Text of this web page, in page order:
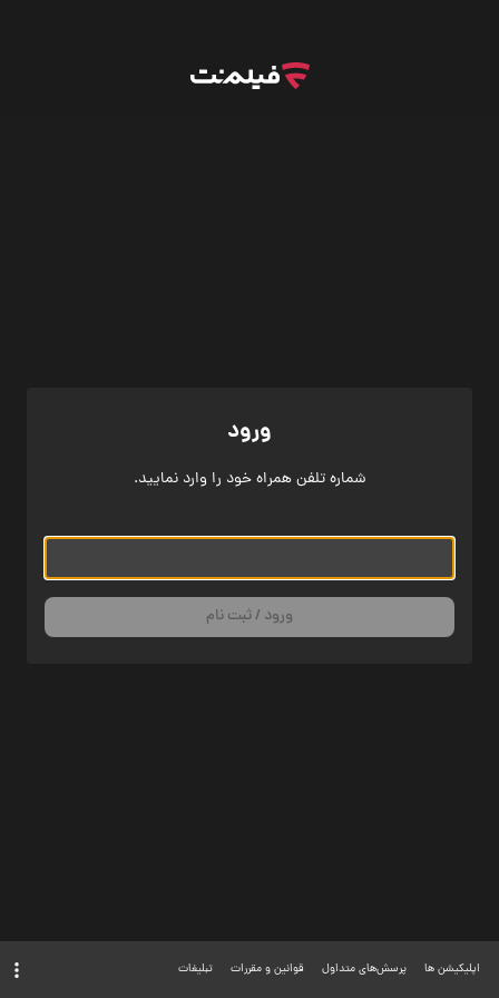
ورود
شماره تلفن همراه خود را وارد نمایید.
ورود / ثبت نام
اپلیکیشن ها پرسش‌های متداول قوانین و مقررات تبلیغات